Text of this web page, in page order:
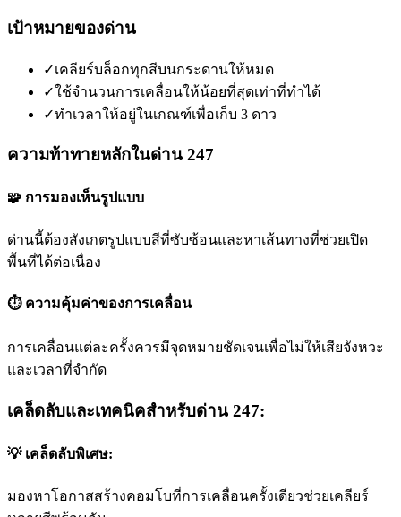
เป้าหมายของด่าน
✓เคลียร์บล็อกทุกสีบนกระดานให้หมด
✓ใช้จำนวนการเคลื่อนให้น้อยที่สุดเท่าที่ทำได้
✓ทำเวลาให้อยู่ในเกณฑ์เพื่อเก็บ 3 ดาว
ความท้าทายหลักในด่าน 247
🧩 การมองเห็นรูปแบบ
ด่านนี้ต้องสังเกตรูปแบบสีที่ซับซ้อนและหาเส้นทางที่ช่วยเปิด
พื้นที่ได้ต่อเนื่อง
⏱️ ความคุ้มค่าของการเคลื่อน
การเคลื่อนแต่ละครั้งควรมีจุดหมายชัดเจนเพื่อไม่ให้เสียจังหวะ
และเวลาที่จำกัด
เคล็ดลับและเทคนิคสำหรับด่าน 247:
💡 เคล็ดลับพิเศษ:
มองหาโอกาสสร้างคอมโบที่การเคลื่อนครั้งเดียวช่วยเคลียร์